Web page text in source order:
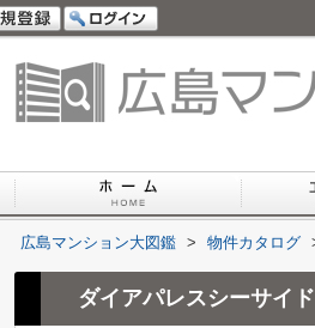
広島マンション大図鑑 > 物件カタログ
ダイアパレスシーサイ